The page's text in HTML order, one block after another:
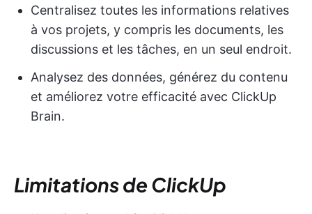
Centralisez toutes les informations relatives
à vos projets, y compris les documents, les
discussions et les tâches, en un seul endroit.
Analysez des données, générez du contenu
et améliorez votre efficacité avec ClickUp
Brain.
Limitations de ClickUp